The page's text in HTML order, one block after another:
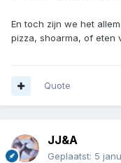
En toch zijn we het
pizza, shoarma, of eten
Quote
JJ&A
Geplaatst: 5